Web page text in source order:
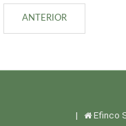
ANTERIOR
| Efinco